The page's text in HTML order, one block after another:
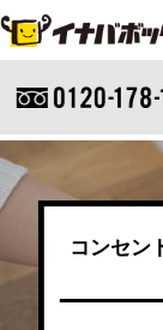
コンセン